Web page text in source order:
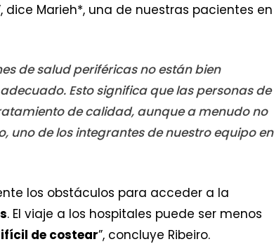
dice Marieh*, una de nuestras pacientes en
de salud periféricas no están bien
Esto significa que las personas de
de calidad, aunque a menudo no
uno de los integrantes de nuestro equipo en
los obstáculos para acceder a la
. El viaje a los hospitales puede ser menos
de costear”, concluye Ribeiro.